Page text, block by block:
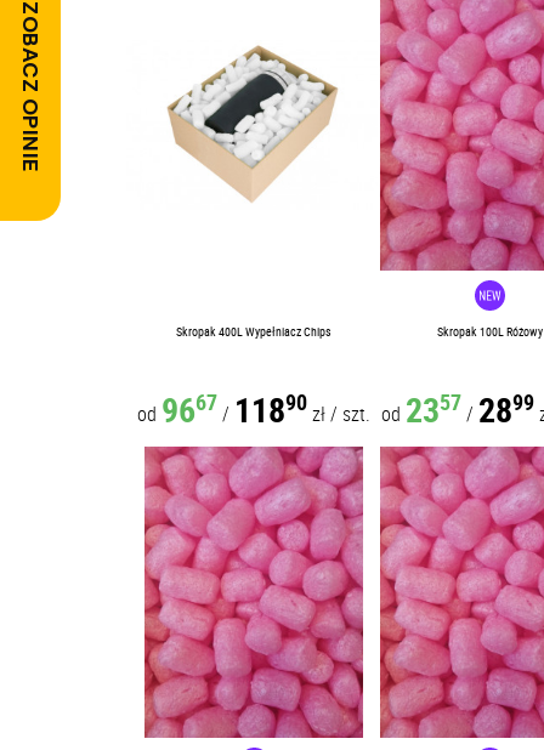
Skropak 400L Wypełniacz Chips
od 9667/ 11890zł/ szt.
Skropak 100L Różowy
od 2357/ 2899
ZOBACZ OPINIE